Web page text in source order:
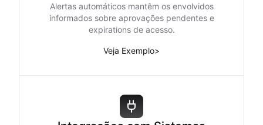
Alertas automáticos mantêm os envolvidos
informados sobre aprovações pendentes e
expirations de acesso.
Veja Exemplo>